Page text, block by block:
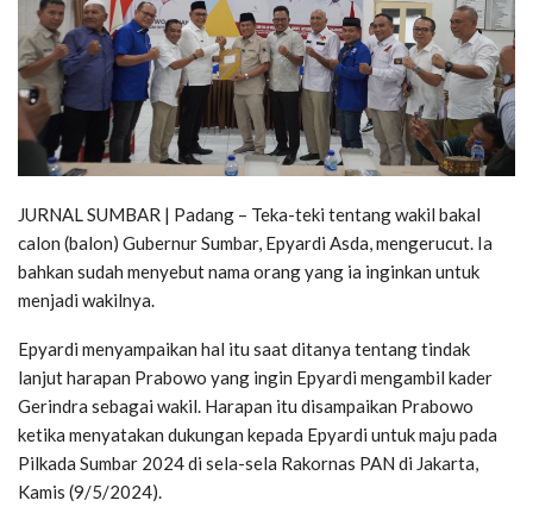
JURNAL SUMBAR | Padang – Teka-teki tentang wakil bakal
calon (balon) Gubernur Sumbar, Epyardi Asda, mengerucut. Ia
bahkan sudah menyebut nama orang yang ia inginkan untuk
menjadi wakilnya.
Epyardi menyampaikan hal itu saat ditanya tentang tindak
lanjut harapan Prabowo yang ingin Epyardi mengambil kader
Gerindra sebagai wakil. Harapan itu disampaikan Prabowo
ketika menyatakan dukungan kepada Epyardi untuk maju pada
Pilkada Sumbar 2024 di sela-sela Rakornas PAN di Jakarta,
Kamis (9/5/2024).